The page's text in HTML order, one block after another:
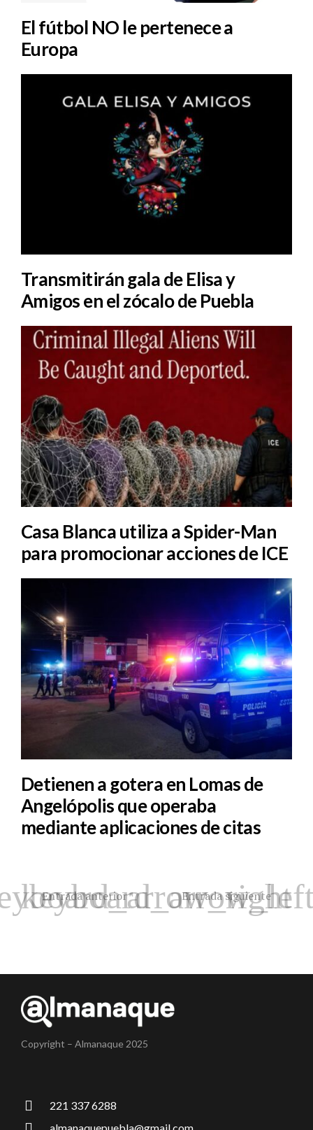
El fútbol NO le pertenece a
Europa
Transmitirán gala de Elisa y
Amigos en el zócalo de Puebla
Casa Blanca utiliza a Spider-Man
para promocionar acciones de ICE
Detienen a gotera en Lomas de
Angelópolis que operaba
mediante aplicaciones de citas
Entrada anterior Entrada siguiente
Copyright – Almanaque 2025
221 337 6288